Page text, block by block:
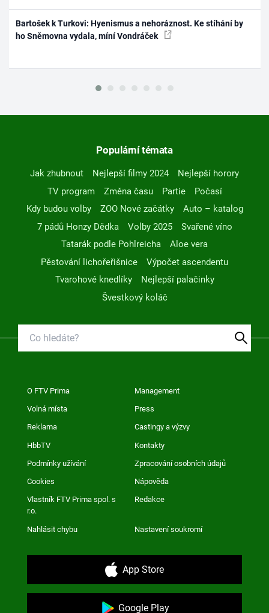
Bartošek k Turkovi: Hyenismus a nehoráznost. Ke stíhání by
ho Sněmovna vydala, míní Vondráček
Populární témata
Jak zhubnout Nejlepší filmy 2024
Nejlepší horory
TV program
Změna času Partie
Počasí
Kdy budou volby
ZOO Nové začátky
Auto – katalog
7 pádů Honzy Dědka
Volby 2025
Svařené víno
Tatarák podle Pohlreicha
Aloe vera
Pěstování lichořeřišnice
Výpočet ascendentu
Tvarohové knedlíky
Nejlepší palačinky
Švestkový koláč
O FTV Prima Management
Volná místa Press
Reklama Castingy a výzvy
HbbTV Kontakty
Podmínky užívání Zpracování osobních údajů
Cookies Nápověda
Vlastník FTV Prima spol. s
r.o.
Redakce
Nahlásit chybu Nastavení soukromí
App Store
Google Play